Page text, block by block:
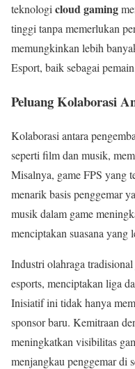
teknologicloud gaming
tinggi tanpa memerlukan
memungkinkan lebih
Esport, baik sebagai
Peluang Kolaborasi
Kolaborasi antara
seperti film dan musik,
Misalnya, game FPS yang
menarik basis penggemar
musik dalam game
menciptakan suasana yang
Industri olahraga
esports, menciptakan liga
Inisiatif ini tidak hanya
sponsor baru. Kemitraan
meningkatkan visibilitas
menjangkau penggemar di